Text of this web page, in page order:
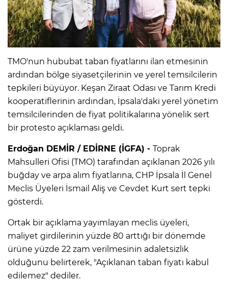
TMO'nun hububat taban fiyatlarını ilan etmesinin
ardından bölge siyasetçilerinin ve yerel temsilcilerin
tepkileri büyüyor. Keşan Ziraat Odası ve Tarım Kredi
kooperatiflerinin ardından, İpsala'daki yerel yönetim
temsilcilerinden de fiyat politikalarına yönelik sert
bir protesto açıklaması geldi.
Erdoğan DEMİR / EDİRNE (İGFA) - Toprak
Mahsulleri Ofisi (TMO) tarafından açıklanan 2026 yılı
buğday ve arpa alım fiyatlarına, CHP İpsala İl Genel
Meclis Üyeleri İsmail Aliş ve Cevdet Kurt sert tepki
gösterdi.
Ortak bir açıklama yayımlayan meclis üyeleri,
maliyet girdilerinin yüzde 80 arttığı bir dönemde
ürüne yüzde 22 zam verilmesinin adaletsizlik
olduğunu belirterek, "Açıklanan taban fiyatı kabul
edilemez" dediler.